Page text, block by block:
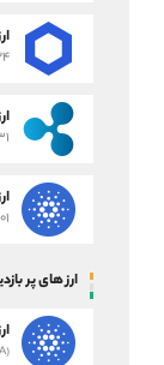
ارز های پر